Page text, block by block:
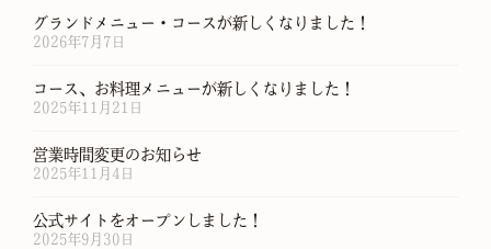
グランドメニュー・コースが新しくなりました！
2026年7月7日
コース、お料理メニューが新しくなりました！
2025年11月21日
営業時間変更のお知らせ
2025年11月4日
公式サイトをオープンしました！
2025年9月30日